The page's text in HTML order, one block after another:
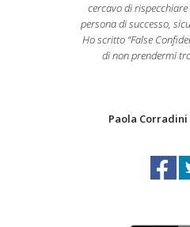
cercavo di
persona di successo,
Ho scritto “False
di non prendermi
Paola